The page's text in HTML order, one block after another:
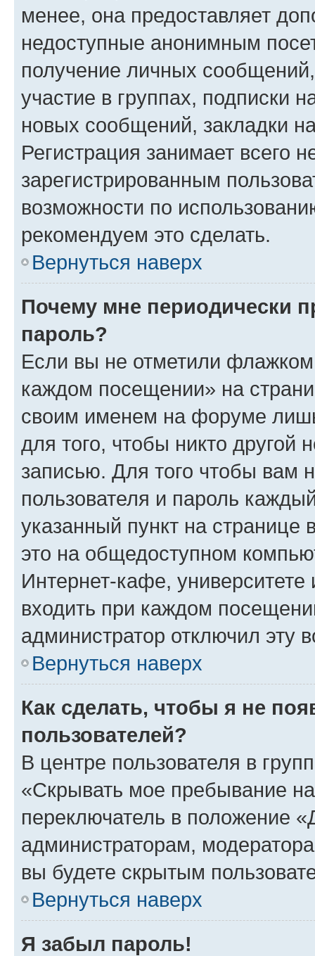
менее, она предоставляет
недоступные анонимным
получение личных
участие в группах, подписки
новых сообщений, закладки
Регистрация занимает всего
зарегистрированным
возможности по
рекомендуем это сделать.
Вернуться наверх
Почему мне периодически
пароль?
Если вы не отметили флажком
каждом посещении» на
своим именем на форуме
для того, чтобы никто другой
записью. Для того чтобы вам
пользователя и пароль
указанный пункт на
это на общедоступном
Интернет-кафе, университете
входить при каждом
администратор отключил эту
Вернуться наверх
Как сделать, чтобы я не
пользователей?
В центре пользователя в
«Скрывать мое пребывание
переключатель в положение
администраторам,
вы будете скрытым
Вернуться наверх
Я забыл пароль!